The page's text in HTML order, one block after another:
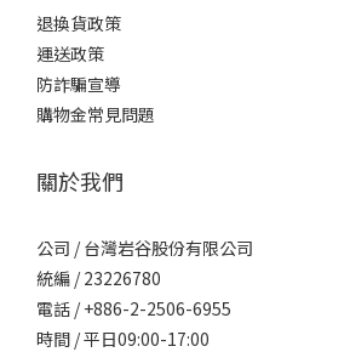
退換貨政策
運送政策
防詐騙宣導
購物金常見問題
關於我們
公司 / 台灣岩谷股份有限公司
統編 / 23226780
電話 / +886-2-2506-6955
時間 / 平日09:00-17:00